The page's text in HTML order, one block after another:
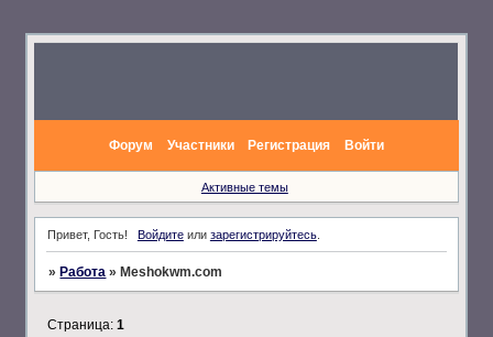
Форум Участники Регистрация Войти
Активные темы
Привет, Гость! Войдитеили зарегистрируйтесь.
» Работа » Meshokwm.com
Страница:1